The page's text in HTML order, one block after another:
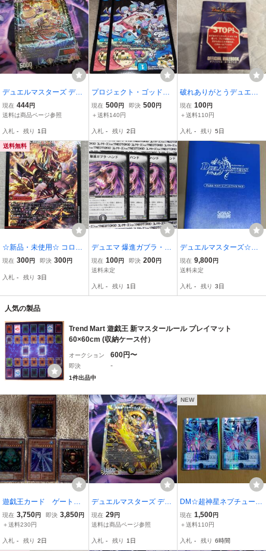
デュエルマスターズ デュ
エマ DM S5/S10 超霊淵
ヤバーダン=ロウ SR
現在 444円
送料は商品ページ参照
入札 - 残り 1日
プロジェクト・ゴッド 2
枚 DMX24 26/54
現在 500円 即決 500円
＋送料140円
入札 - 残り 2日
破れありがとうデュエル
マスターズ オフィシャル
ルールブック 公式ガイ
現在 100円
＋送料110円
入札 - 残り 5日
送料無料
☆新品・未使用☆ コロコ
ロ9月号 付録 轟く邪道
現在 300円 即決 300円
入札 - 残り 3日
デュエマ 爆進ガブラ・ハ
ンド(レア 28/110/Y8)×4枚
セット
現在 100円 即決 200円
送料未定
入札 - 残り 1日
デュエルマスターズ☆青
ファイル☆イベントファ
イル vol.2☆バインダー☆
ュアル☆FAQ☆非売品
現在 9,800円
送料未定
入札 - 残り 3日
人気の製品
Trend Mart 遊戯王 新マスタールール プレイマット
60×60cm (収納ケース付）
オークション 600円〜
即決 -
1件出品中
遊戯王カード ゲートガ
ーディアン・風魔神・水
魔神・雷魔神の４枚セッ
衣装ケースにて保管
現在 3,750円 即決 3,850円
＋送料230円
入札 - 残り 2日
デュエルマスターズ デュ
エマ DM OR1/OR2 富轟
皇 ゴルギーニ・エン・ゲ
現在 29円
送料は商品ページ参照
入札 - 残り 1日
NEW
DM☆超神星ネプチュー
ン・シュトローム☆計2枚
セット♪ホイル版。送料11
り）
現在 1,500円
＋送料110円
入札 - 残り 6時間